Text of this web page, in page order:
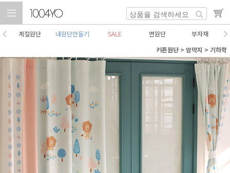
계절원단 내원단만들기 SALE 면원단
부자재
커튼원단 > 암막지 > 기하학